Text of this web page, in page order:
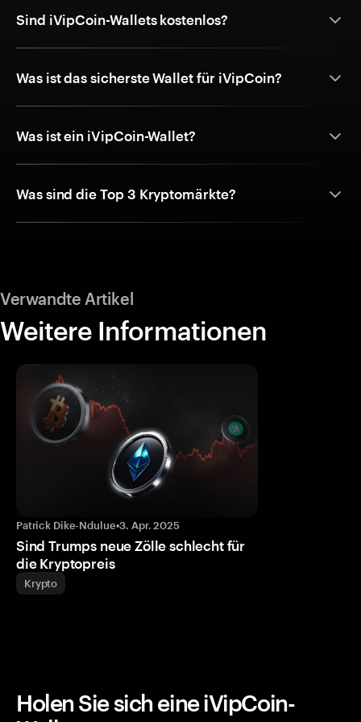
Sind iVipCoin-Wallets kostenlos?
Was ist das sicherste Wallet für iVipCoin?
Was ist ein iVipCoin-Wallet?
Was sind die Top 3 Kryptomärkte?
Verwandte Artikel
Weitere Informationen
Patrick Dike-Ndulue•3. Apr. 2025
Sind Trumps neue Zölle schlecht für
die Kryptopreis
Krypto
Holen Sie sich eine iVipCoin-